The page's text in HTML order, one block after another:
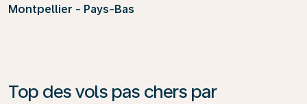
Montpellier - Pays-Bas
Top des vols pas chers par